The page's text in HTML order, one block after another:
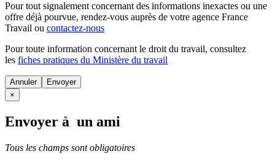
Pour tout signalement concernant des informations inexactes ou une
offre déjà pourvue, rendez-vous auprès de votre agence France
Travail ou contactez-nous
Pour toute information concernant le droit du travail, consultez
les fiches pratiques du Ministère du travail
Annuler
×
Envoyer à un ami
Tous les champs sont obligatoires